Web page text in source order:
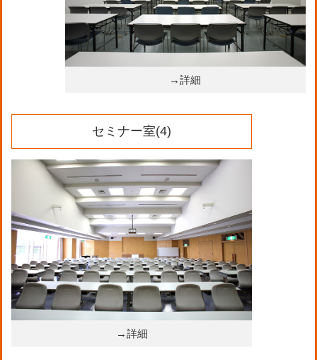
→詳細
セミナー室(4)
→詳細